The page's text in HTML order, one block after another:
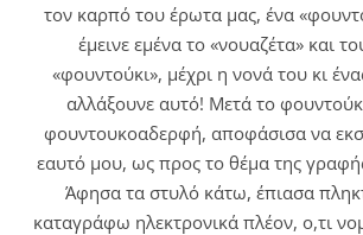
τον καρπό του έρωτα μας, ένα
έμεινε εμένα το «νουαζέτα» και
«φουντούκι», μέχρι η νονά του κι
αλλάξουνε αυτό! Μετά το
φουντουκοαδερφή, αποφάσισα να
εαυτό μου, ως προς το θέμα της
Άφησα τα στυλό κάτω, έπιασα
καταγράφω ηλεκτρονικά πλέον, ο,τι